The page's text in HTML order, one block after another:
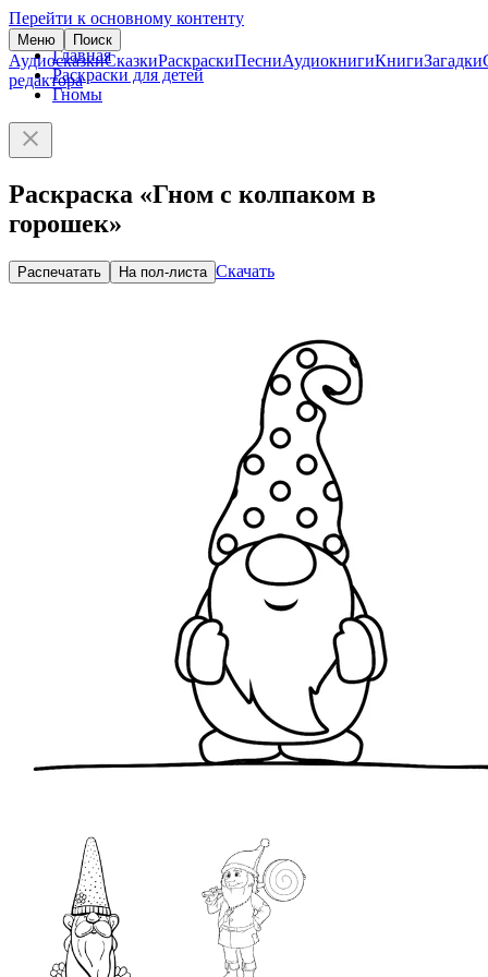
Перейти к основному контенту
Меню Поиск
АудиосказкиСказкиРаскраскиПесниАудиокнигиКнигиЗагадки
редактора
Главная
Раскраски для детей
Гномы
Раскраска «Гном с колпаком в
горошек»
Распечатать На пол-листа Скачать